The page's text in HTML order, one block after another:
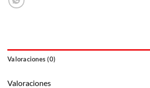
Valoraciones (0)
Valoraciones